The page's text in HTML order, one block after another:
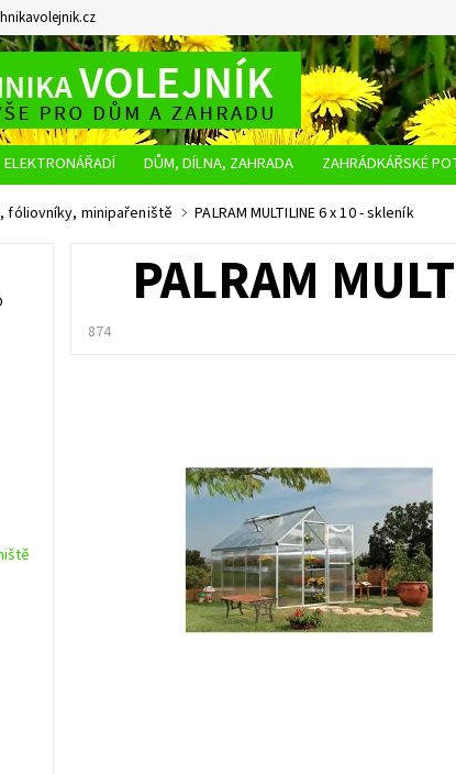
ELEKTRONÁŘADÍ DŮM, DÍLNA, ZAHRADA ZAHRÁDKÁŘSKÉ
A PLATBA OBCHODNÍ PODMÍNKY OCHRANA OSOBNÍCH
fóliovníky, minipařeniště PALRAM MULTILINE 6 x 10 - skleník
PALRAM
874